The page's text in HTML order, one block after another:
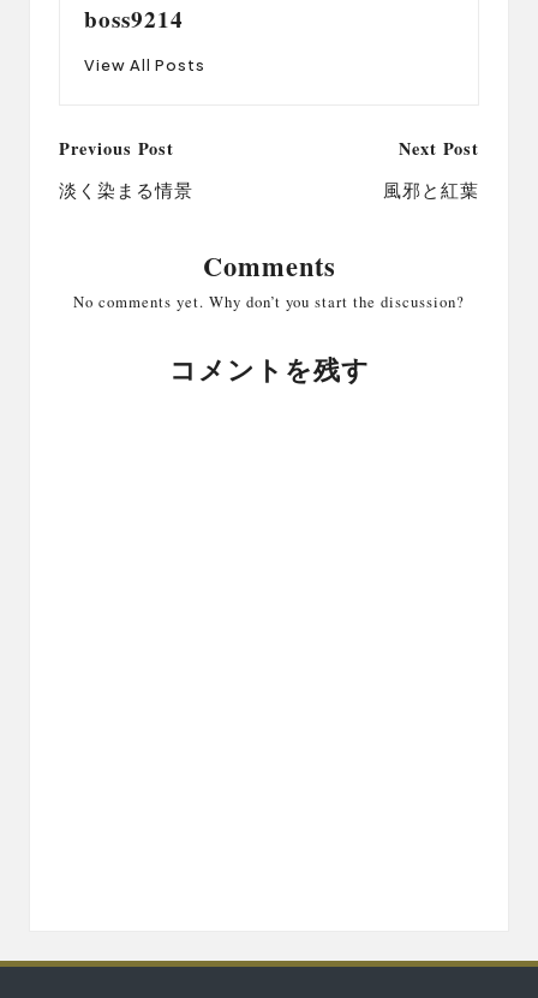
boss9214
View All Posts
Post
navigation
Previous Post
淡く染まる情景
Next Post
風邪と紅葉
Comments
No comments yet. Why don’t you start the discussion?
コメントを残す